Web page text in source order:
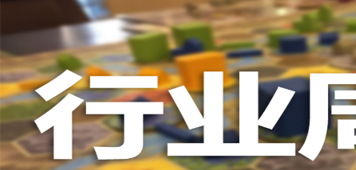
否进入罪恶的回合，鉴于次数有限以及是在英雄之后，这对
雄在场上存活的时间推移，英雄会变得更强，为了不断重创
日记录表，末日记录表上的数字越大，罪恶将会变得愈加难
竭尽全力后，仍要凭着压倒性的力量夷平土地。 与罪恶相对应的，是英雄阵营。每一次游戏，会在众
多英雄中（基础是七个，扩展中还有二十个左右）选择七个
的能力，也各有侧重，这一点的设计使游戏可玩度更高。然
的危机，英雄的每次行动都需要深思熟虑，与队友的配合显
英雄更是需要不断搜寻装备武装自己，然而每一轮的装备数
英雄为了目标浴血奋战，然而行动有限，资源有限，英雄们
战、面对压力的人来说，英雄的阵营将让你沉浸于此。，而
我体验的六局里，只扮演了一次罪恶，大多数作为英雄时，
游戏，不仅仅是挑战，而是它本身加入的运气因素和策略程